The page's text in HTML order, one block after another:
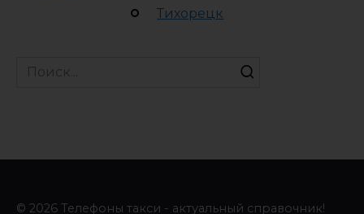
Тихорецк
Search
© 2026 Телефоны такси - актуальный справочник!